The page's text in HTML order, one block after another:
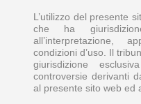
L’utilizzo del presente
che ha
all’interpretazione,
condizioni d’uso. Il
giurisdizione
controversie derivanti
al presente sito web ed